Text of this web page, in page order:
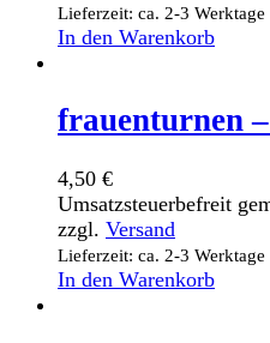
Lieferzeit: ca. 2-3 Werktage
In den Warenkorb
frauenturnen
4,50 €
Umsatzsteuerbefreit
zzgl. Versand
Lieferzeit: ca. 2-3 Werktage
In den Warenkorb